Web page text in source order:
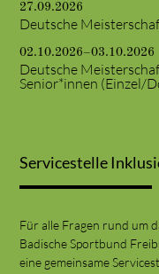
27.09.2026
Deutsche
02.10.2026–03.10.2026
Deutsche
Senior*innen (Einzel/
Servicestelle
Für alle Fragen rund um
Badische Sportbund
eine gemeinsame